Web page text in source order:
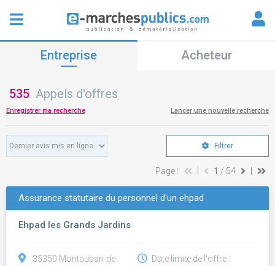
Entreprise Acheteur
535 Appels d'offres
Enregistrer ma recherche Lancer une nouvelle recherche
Filtrer
Page : 1 / 54
Assurance statutaire du personnel d'un ehpad
Ehpad les Grands Jardins
35350 Montauban-de-
Date limite de l'offre :